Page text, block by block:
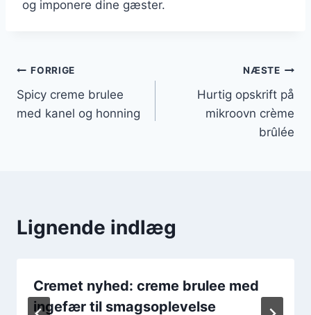
og imponere dine gæster.
Indlægsnavigation
FORRIGE
Spicy creme brulee
med kanel og honning
NÆSTE
Hurtig opskrift på
mikroovn crème
brûlée
Lignende indlæg
Cremet nyhed: creme brulee med
ingefær til smagsoplevelse